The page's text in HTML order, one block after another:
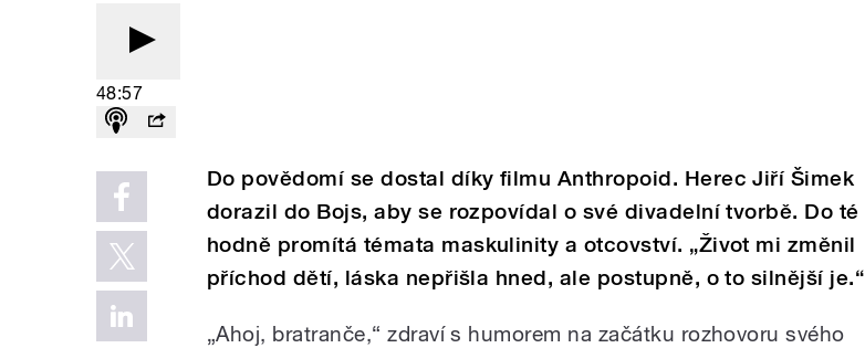
48:57
Do povědomí se dostal díky filmu Anthropoid. Herec Jiří Šimek
dorazil do Bojs, aby se rozpovídal o své divadelní tvorbě. Do té
hodně promítá témata maskulinity a otcovství. „Život mi změnil
příchod dětí, láska nepřišla hned, ale postupně, o to silnější je.“
„Ahoj, bratranče,“ zdraví s humorem na začátku rozhovoru svého